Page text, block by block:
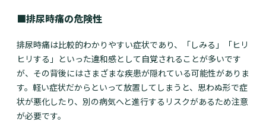
■排尿時痛の危険性
排尿時痛は比較的わかりやすい症状であり、「しみる」「ヒリ
ヒリする」といった違和感として自覚されることが多いです
が、その背後にはさまざまな疾患が隠れている可能性がありま
す。軽い症状だからといって放置してしまうと、思わぬ形で症
状が悪化したり、別の病気へと進行するリスクがあるため注意
が必要です。